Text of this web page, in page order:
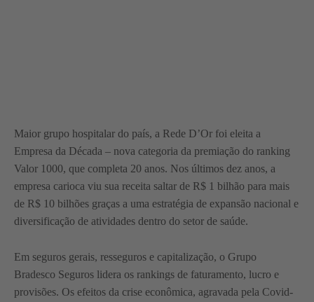
Maior grupo hospitalar do país, a Rede D’Or foi eleita a
Empresa da Década – nova categoria da premiação do ranking
Valor 1000, que completa 20 anos. Nos últimos dez anos, a
empresa carioca viu sua receita saltar de R$ 1 bilhão para mais
de R$ 10 bilhões graças a uma estratégia de expansão nacional e
diversificação de atividades dentro do setor de saúde.
Em seguros gerais, resseguros e capitalização, o Grupo
Bradesco Seguros lidera os rankings de faturamento, lucro e
provisões. Os efeitos da crise econômica, agravada pela Covid-